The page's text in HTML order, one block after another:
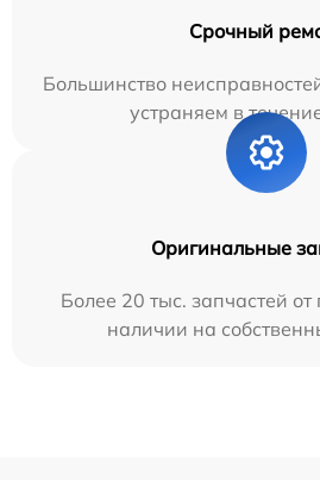
Срочный
Большинство
устраняем в
Оригинальные
Более 20 тыс. запчастей от
наличии на